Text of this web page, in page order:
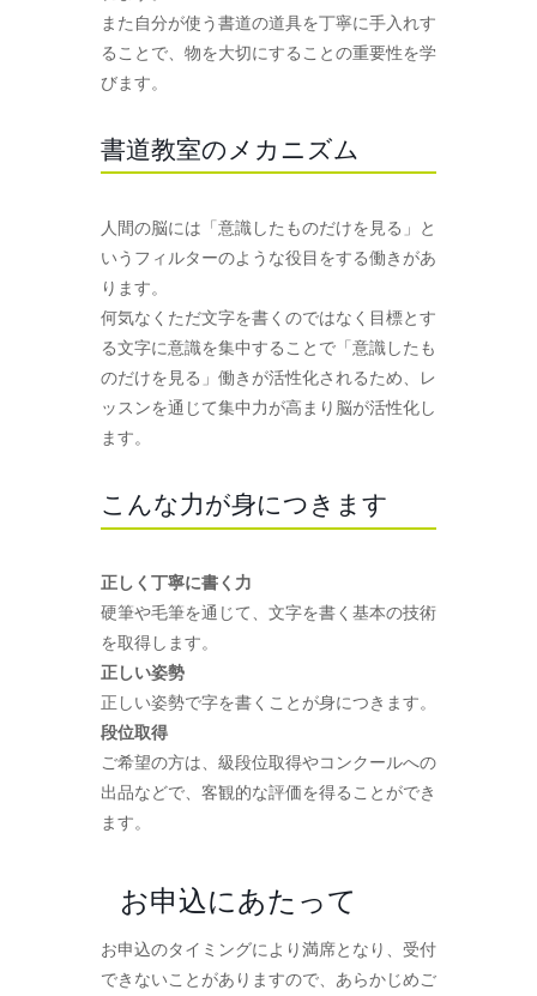
また自分が使う書道の道具を丁寧に手入れす
ることで、物を大切にすることの重要性を学
びます。
書道教室のメカニズム
人間の脳には「意識したものだけを見る」と
いうフィルターのような役目をする働きがあ
ります。
何気なくただ文字を書くのではなく目標とす
る文字に意識を集中することで「意識したも
のだけを見る」働きが活性化されるため、レ
ッスンを通じて集中力が高まり脳が活性化し
ます。
こんな力が身につきます
正しく丁寧に書く力
硬筆や毛筆を通じて、文字を書く基本の技術
を取得します。
正しい姿勢
正しい姿勢で字を書くことが身につきます。
段位取得
ご希望の方は、級段位取得やコンクールへの
出品などで、客観的な評価を得ることができ
ます。
お申込にあたって
お申込のタイミングにより満席となり、受付
できないことがありますので、あらかじめご